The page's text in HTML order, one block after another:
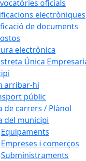
oficials
electròniques
de documents
electrònica
Única
arribar-hi
públic
de carrers / Plànol
del municipi
Equipaments
Empreses i comerços
Subministraments